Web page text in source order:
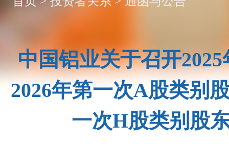
中国铝业关于召开
2026年第一次A股类别
一次H股类别股